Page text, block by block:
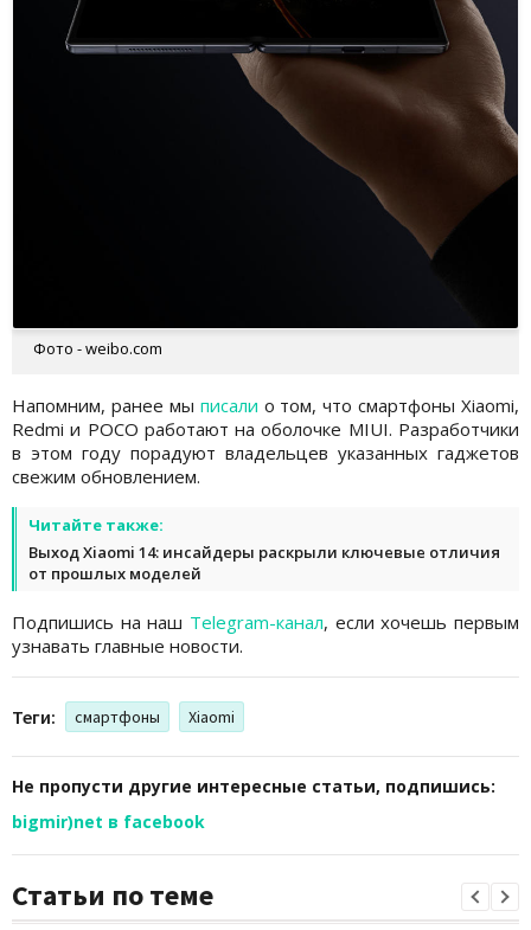
Фото - weibo.com
Напомним, ранее мы писали о том, что смартфоны Xiaomi,
Redmi и POCO работают на оболочке MIUI. Разработчики
в этом году порадуют владельцев указанных гаджетов
свежим обновлением.
Читайте также:
Выход Xiaomi 14: инсайдеры раскрыли ключевые отличия
от прошлых моделей
Подпишись на наш Telegram-канал, если хочешь первым
узнавать главные новости.
Теги: смартфоны Xiaomi
Не пропусти другие интересные статьи, подпишись:
bigmir)net в facebook
Статьи по теме